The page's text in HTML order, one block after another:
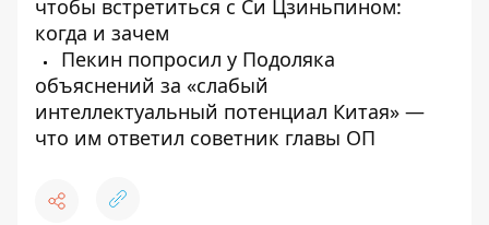
чтобы встретиться с Си Цзиньпином:
когда и зачем
Пекин попросил у Подоляка
объяснений за «слабый
интеллектуальный потенциал Китая» —
что им ответил советник главы ОП